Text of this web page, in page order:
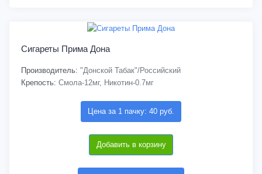
Сигареты Прима Дона
Производитель: "Донской Табак"/Российский
Крепость: Смола-12мг, Никотин-0.7мг
Цена за 1 пачку: 40 руб.
Добавить в корзину